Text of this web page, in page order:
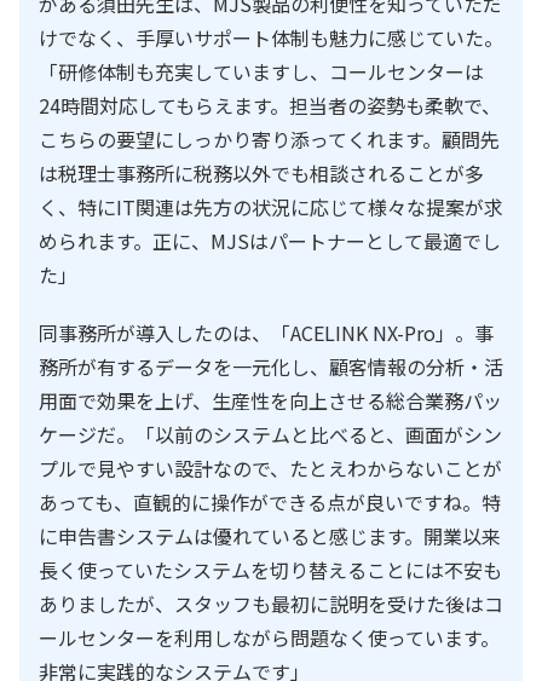
けでなく、手厚いサポート体制も魅力に感じていた。
「研修体制も充実していますし、コールセンターは
24時間対応してもらえます。担当者の姿勢も柔軟で、
こちらの要望にしっかり寄り添ってくれます。顧問先
は税理士事務所に税務以外でも相談されることが多
く、特にIT関連は先方の状況に応じて様々な提案が求
められます。正に、MJSはパートナーとして最適でし
た」
同事務所が導入したのは、「ACELINK NX-Pro」。事
務所が有するデータを一元化し、顧客情報の分析・活
用面で効果を上げ、生産性を向上させる総合業務パッ
ケージだ。「以前のシステムと比べると、画面がシン
プルで見やすい設計なので、たとえわからないことが
あっても、直観的に操作ができる点が良いですね。特
に申告書システムは優れていると感じます。開業以来
長く使っていたシステムを切り替えることには不安も
ありましたが、スタッフも最初に説明を受けた後はコ
ールセンターを利用しながら問題なく使っています。
非常に実践的なシステムです」